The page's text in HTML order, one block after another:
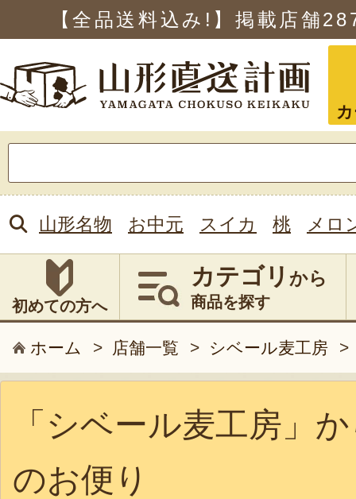
【全品送料込み!】掲載店舗
索:
山形名物 お中元 スイカ 桃 メロ
初めての方へ
カテゴリ から
商品を探す
ホーム > 店舗一覧 > シベール麦工房 >
「シベール麦工房」
のお便り